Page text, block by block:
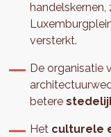
versterkt.
De organisatie
betere
Het culturele